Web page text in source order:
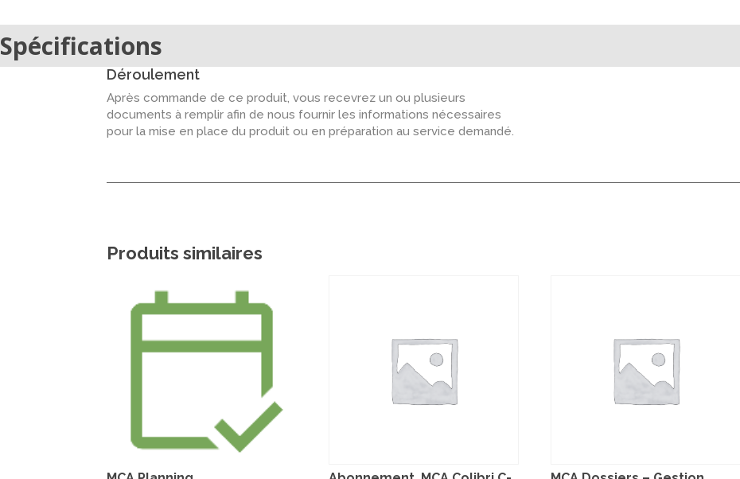
Spécifications
Déroulement
Après commande de ce produit, vous recevrez un ou plusieurs
documents à remplir afin de nous fournir les informations nécessaires
pour la mise en place du produit ou en préparation au service demandé.
Produits similaires